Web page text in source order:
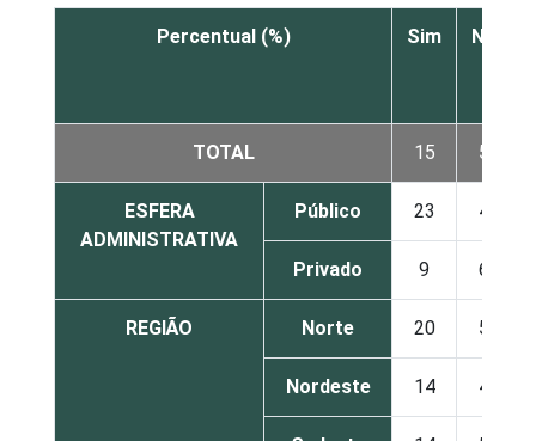
Percentual (%) Sim Não
TOTAL 15 56
ESFERA
ADMINISTRATIVA
Público 23 40
Privado 9 69
REGIÃO Norte 20 56
Nordeste 14 44